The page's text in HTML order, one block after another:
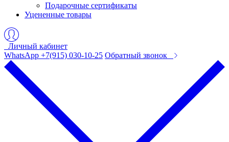
Подарочные сертификаты
Уцененные товары
Личный кабинет
WhatsApp +7(915) 030-10-25 Обратный звонок